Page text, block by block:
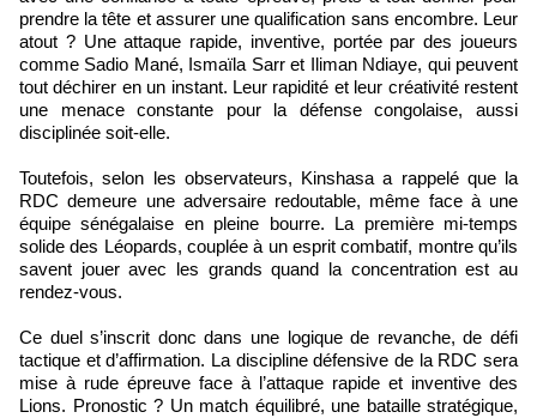
prendre la tête et assurer une qualification sans encombre. Leur
atout ? Une attaque rapide, inventive, portée par des joueurs
comme Sadio Mané, Ismaïla Sarr et Iliman Ndiaye, qui peuvent
tout déchirer en un instant. Leur rapidité et leur créativité restent
une menace constante pour la défense congolaise, aussi
disciplinée soit-elle.
Toutefois, selon les observateurs, Kinshasa a rappelé que la
RDC demeure une adversaire redoutable, même face à une
équipe sénégalaise en pleine bourre. La première mi-temps
solide des Léopards, couplée à un esprit combatif, montre qu’ils
savent jouer avec les grands quand la concentration est au
rendez-vous.
Ce duel s’inscrit donc dans une logique de revanche, de défi
tactique et d’affirmation. La discipline défensive de la RDC sera
mise à rude épreuve face à l’attaque rapide et inventive des
Lions. Pronostic ? Un match équilibré, une bataille stratégique,